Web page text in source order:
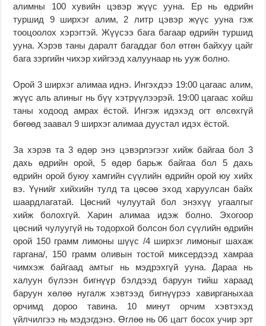
алимны 100 хувийн цэвэр жүүс ууна. Ер нь өдрийн
туршид 9 ширхэг алим, 2 литр цэвэр жүүс ууна гэж
тооцоолох хэрэгтэй. Жүүсээ бага багаар өдрийн туршид
ууна. Хэрэв таны даралт багаддаг бол өтгөн байхуу цайг
бага зэргийн чихэр хийгээд халуунаар нь ууж болно.
Орой 3 ширхэг алимаа иднэ. Ингэхдээ 19:00 цагаас алим,
жүүс аль алиныг нь бүү хэтрүүлээрэй. 19:00 цагаас хойш
таны ходоод амрах ёстой. Ингэж идэхэд огт өлсөхгүй
бөгөөд заавал 9 ширхэг алимаа дуустал идэх ёстой.
За хэрэв та 3 өдөр энэ цэвэрлэгээг хийж байгаа бол 3
дахь өдрийн орой, 5 өдөр барьж байгаа бол 5 дахь
өдрийн орой буюу хамгийн сүүлийн өдрийн орой юу хийх
вэ. Үүнийг хийхийн тулд та цөсөө эход харуулсан байх
шаардлагатай. Цөсний чулуутай бол энэхүү угаалгыг
хийж болохгүй. Харин алимаа идэж болно. Эхогоор
цөсний чулуугүй нь тодорхой болсон бол сүүлийн өдрийн
орой 150 грамм лимоны шүүс /4 ширхэг лимоныг шахаж
гаргана/, 150 грамм оливын тостой миксердээд хамраа
чимхэж байгаад амтыг нь мэдрэхгүй ууна. Дараа нь
халуун бүлээн бигнүүр бэлдээд баруун тийш хараад
баруун хөлөө нугалж хэвтээд бигнүүрээ хавирганыхаа
орчимд дороо тавина. 10 минут орчим хэвтэхэд
үйлчилгээ нь мэдэгдэнэ. Өглөө нь 06 цагт босох учир эрт